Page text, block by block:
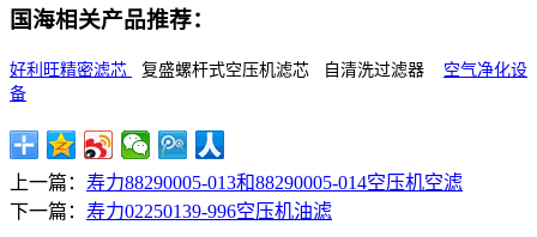
国海相关产品推荐：
好利旺精密滤芯 复盛螺杆式空压机滤芯 自清洗过滤器 空气净化设
备
上一篇： 寿力88290005-013和88290005-014空压机空滤
下一篇： 寿力02250139-996空压机油滤